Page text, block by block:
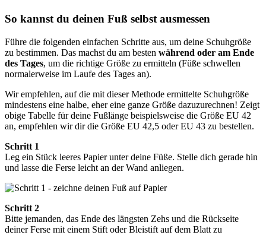
So kannst du deinen Fuß selbst ausmessen
Führe die folgenden einfachen Schritte aus, um deine Schuhgröße
zu bestimmen. Das machst du am besten während oder am Ende
des Tages, um die richtige Größe zu ermitteln (Füße schwellen
normalerweise im Laufe des Tages an).
Wir empfehlen, auf die mit dieser Methode ermittelte Schuhgröße
mindestens eine halbe, eher eine ganze Größe dazuzurechnen! Zeigt
obige Tabelle für deine Fußlänge beispielsweise die Größe EU 42
an, empfehlen wir dir die Größe EU 42,5 oder EU 43 zu bestellen.
Schritt 1
Leg ein Stück leeres Papier unter deine Füße. Stelle dich gerade hin
und lasse die Ferse leicht an der Wand anliegen.
Schritt 2
Bitte jemanden, das Ende des längsten Zehs und die Rückseite
deiner Ferse mit einem Stift oder Bleistift auf dem Blatt zu